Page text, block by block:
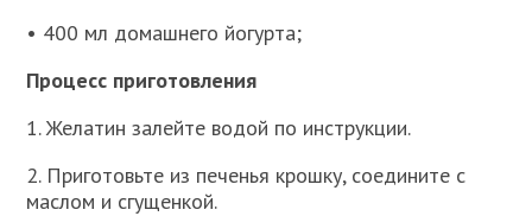
• 400 мл домашнего йогурта;
Процесс приготовления
1. Желатин залейте водой по инструкции.
2. Приготовьте из печенья крошку, соедините с
маслом и сгущенкой.